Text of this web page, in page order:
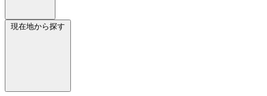
現在地から探す